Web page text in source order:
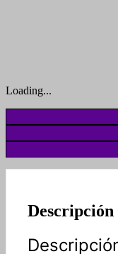
Loading...
Descripción